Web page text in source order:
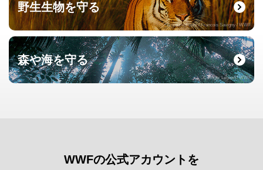
野生生物を守る
© naturepl.com / Francois Savigny / WWF
森や海を守る
© Roger Leguen / WWF
WWFの公式アカウントを